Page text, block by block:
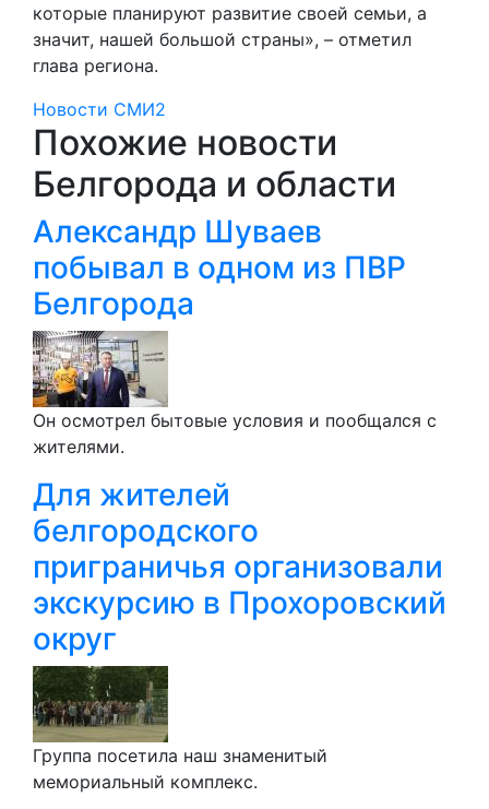
которые планируют развитие своей семьи, а
значит, нашей большой страны», – отметил
глава региона.
Новости СМИ2
Похожие новости
Белгорода и области
Александр Шуваев
побывал в одном из ПВР
Белгорода
Он осмотрел бытовые условия и пообщался с
жителями.
Для жителей
белгородского
приграничья организовали
экскурсию в Прохоровский
округ
Группа посетила наш знаменитый
мемориальный комплекс.